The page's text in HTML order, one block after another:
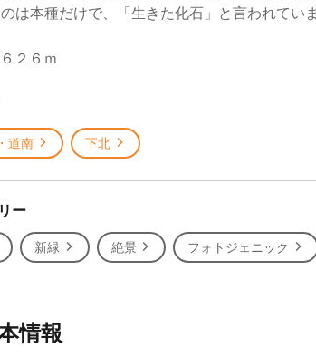
は本種だけで、「生きた化石」と言われていま
２６ｍ
道南 下北
ー
新緑 絶景 フォトジェニック
情報